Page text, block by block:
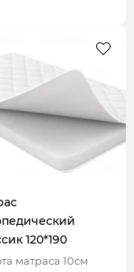
120*190
матраса 10см